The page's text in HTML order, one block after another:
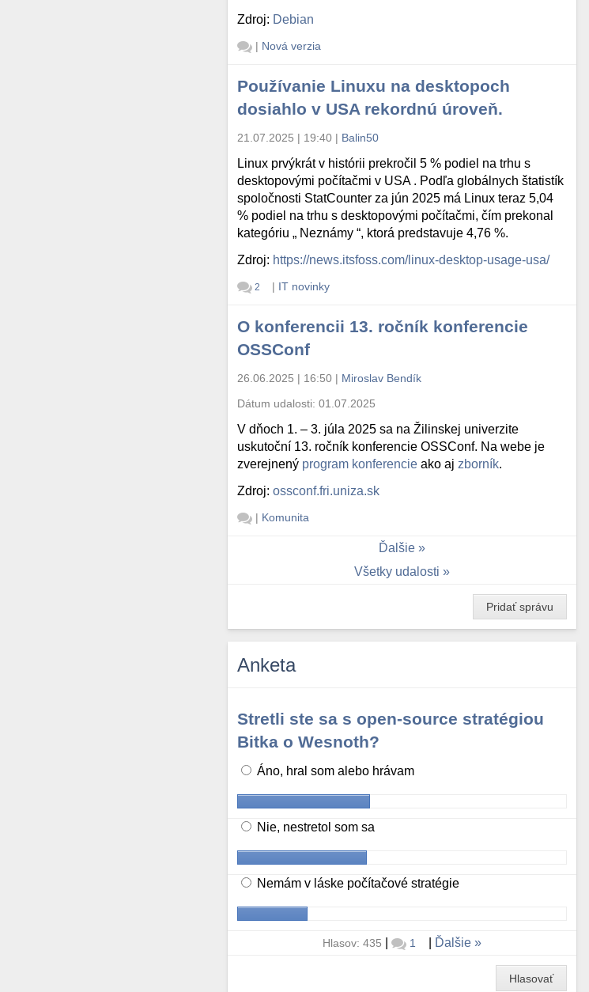
Zdroj: Debian
| Nová verzia
Používanie Linuxu na desktopoch
dosiahlo v USA rekordnú úroveň.
21.07.2025 | 19:40 | Balin50
Linux prvýkrát v histórii prekročil 5 % podiel na trhu s
desktopovými počítačmi v USA . Podľa globálnych štatistík
spoločnosti StatCounter za jún 2025 má Linux teraz 5,04
% podiel na trhu s desktopovými počítačmi, čím prekonal
kategóriu „ Neznámy “, ktorá predstavuje 4,76 %.
Zdroj: https://news.itsfoss.com/linux-desktop-usage-usa/
2 | IT novinky
O konferencii 13. ročník konferencie
OSSConf
26.06.2025 | 16:50 | Miroslav Bendík
Dátum udalosti:01.07.2025
V dňoch 1. – 3. júla 2025 sa na Žilinskej univerzite
uskutoční 13. ročník konferencie OSSConf. Na webe je
zverejnený program konferencie ako aj zborník.
Zdroj:ossconf.fri.uniza.sk
| Komunita
Ďalšie
Všetky udalosti
Pridať správu
Anketa
Stretli ste sa s open-source stratégiou
Bitka o Wesnoth?
Áno, hral som alebo hrávam
Nie, nestretol som sa
Nemám v láske počítačové stratégie
Hlasov: 435 | 1 Ďalšie
Hlasovať